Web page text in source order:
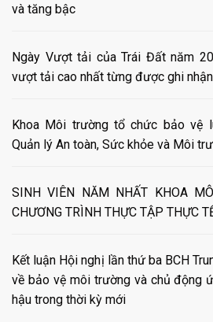
và tăng bậc
Ngày Vượt tải của Trái Đất năm
vượt tải cao nhất từng được ghi nhận
Khoa Môi trường tổ chức bảo vệ
Quản lý An toàn, Sức khỏe và Môi
SINH VIÊN NĂM NHẤT KHOA
CHƯƠNG TRÌNH THỰC TẬP THỰC
Kết luận Hội nghị lần thứ ba BCH
về bảo vệ môi trường và chủ động
hậu trong thời kỳ mới